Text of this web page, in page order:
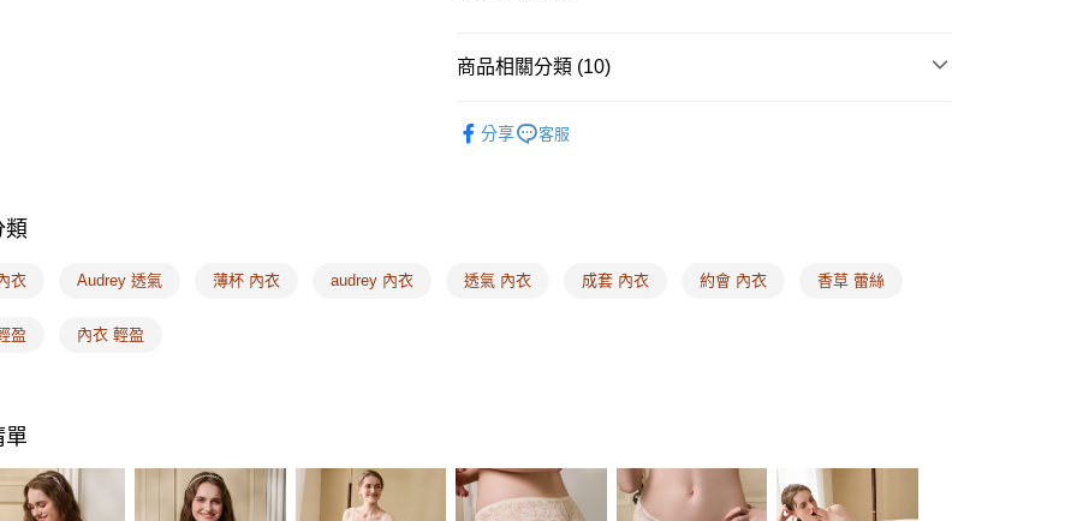
３．安心：先確認商品／服務後，再付款。
１．於結帳方式選擇「AFTEE先享後付」後，將跳轉至「AFTEE先享後
付」結帳頁面，進行簡訊認證並確認金額後，即可完成結帳。
先享後付繳納相關費用。
※ 交易是否成功請以「AFTEE先享後付 」之結帳頁面顯示為準，若有關於
２．關於個人資料處理事宜，請瀏覽以下網址：
https://aftee.tw/terms/#terms3
３．未成年的使用者請事先徵得法定代理人或監護人之同意方可使用
每筆NT$100，滿NT$1,500(含以上)免運費
每筆NT$100，滿NT$1,500(含以上)免運費
EASY SHOP門市速取
免運費
商品相關分類 (10)
🔎罩杯分類 B罩杯
🔎機能款式 浪漫蕾絲款內衣
分享 客服
類
衣 Audrey 透氣 薄杯 內衣 audrey 內衣 透氣 內衣 成套 內衣 約會 內衣 香草 蕾絲
盈 內衣 輕盈
單